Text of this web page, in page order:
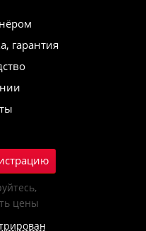
гарантия
цены